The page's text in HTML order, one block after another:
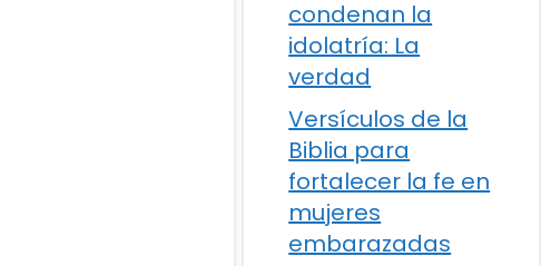
condenan la
idolatría: La
verdad
Versículos de la
Biblia para
fortalecer la fe en
mujeres
embarazadas